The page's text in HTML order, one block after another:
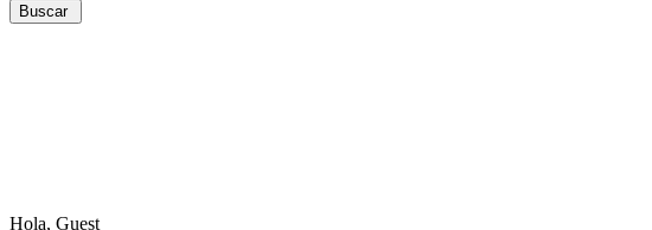
Buscar
Hola, Guest